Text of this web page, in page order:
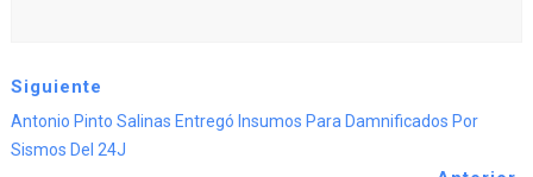
Siguiente
Antonio Pinto Salinas Entregó Insumos Para Damnificados Por
Sismos Del 24J